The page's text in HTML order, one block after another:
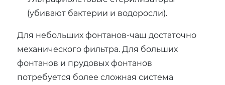
(убивают бактерии и водоросли).
Для небольших фонтанов-чаш достаточно
механического фильтра. Для больших
фонтанов и прудовых фонтанов
потребуется более сложная система